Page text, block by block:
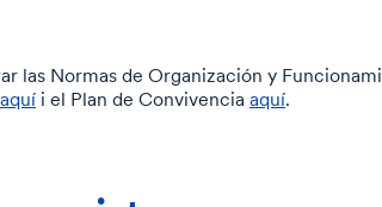
las Normas de Organización y
aquí i el Plan de Convivencia aquí.